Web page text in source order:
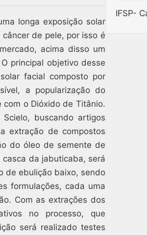
longa exposição solar
de pele, por isso é
acima disso um
principal objetivo desse
facial composto por
a popularização do
o Dióxido de Titânio.
buscando artigos
extração de compostos
do óleo de semente de
da jabuticaba, será
de ebulição baixo, sendo
formulações, cada uma
Com as extrações dos
no processo, que
será realizado testes
IFSP-